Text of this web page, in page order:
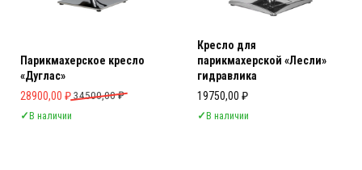
Парикмахерское кресло
«Дуглас»
34500,00₽
Первоначальная цена составляла 34500,00 ₽.
28900,00 ₽
Текущая цена: 28900,00 ₽.
✓В наличии
Кресло для
парикмахерской «Лесли»
гидравлика
19750,00 ₽
✓В наличии